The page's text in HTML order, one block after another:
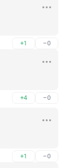
+1 –0
+4 –0
+1 –0